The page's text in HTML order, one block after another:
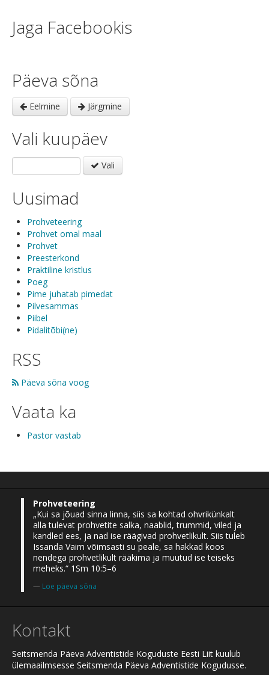
Jaga Facebookis
Päeva sõna
Eelmine Järgmine
Vali kuupäev
Vali
Uusimad
Prohveteering
Prohvet omal maal
Prohvet
Preesterkond
Praktiline kristlus
Poeg
Pime juhatab pimedat
Pilvesammas
Piibel
Pidalitõbi(ne)
RSS
Päeva sõna voog
Vaata ka
Pastor vastab
Prohveteering
„Kui sa jõuad sinna linna, siis sa kohtad ohvrikünkalt
alla tulevat prohvetite salka, naablid, trummid, viled ja
kandled ees, ja nad ise räägivad prohvetlikult. Siis tuleb
Issanda Vaim võimsasti su peale, sa hakkad koos
nendega prohvetlikult rääkima ja muutud ise teiseks
meheks.“ 1Sm 10:5–6
Loe päeva sõna
Kontakt
Seitsmenda Päeva Adventistide Koguduste Eesti Liit kuulub
ülemaailmsesse Seitsmenda Päeva Adventistide Kogudusse.